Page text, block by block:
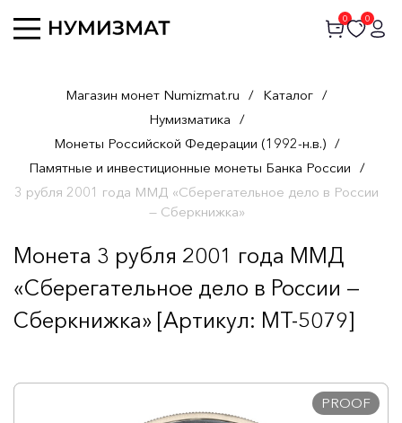
0 0
Магазин монет Numizmat.ru / Каталог /
Нумизматика /
Монеты Российской Федерации (1992-н.в.) /
Памятные и инвестиционные монеты Банка России /
3 рубля 2001 года ММД «Сберегательное дело в России
— Сберкнижка»
Монета 3 рубля 2001 года ММД
«Сберегательное дело в России —
Сберкнижка» [Артикул: MT-5079]
PROOF